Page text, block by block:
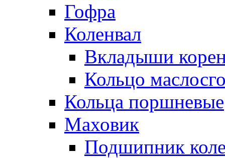
Гофра
Коленвал
Вкладыши
Кольцо
Кольца поршневые
Маховик
Подшипник